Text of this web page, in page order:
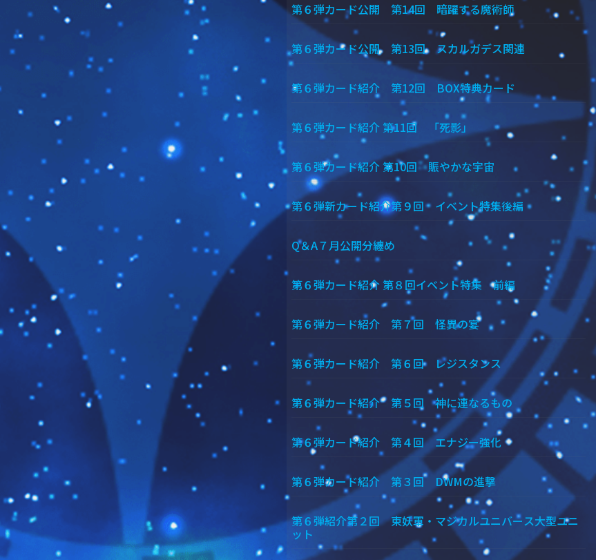
第６弾カード公開 第14回 暗躍する魔術師
第６弾カード公開 第13回 スカルガデス関連
第６弾カード紹介 第12回 BOX特典カード
第６弾カード紹介 第11回 「死影」
第６弾カード紹介 第10回 賑やかな宇宙
第６弾新カード紹介第９回 イベント特集後編
Q＆A７月公開分纏め
第６弾カード紹介 第８回イベント特集 前編
第６弾カード紹介 第７回 怪異の宴
第６弾カード紹介 第６回 レジスタンス
第６弾カード紹介 第５回 神に連なるもの
第６弾カード紹介 第４回 エナジー強化
第６弾カード紹介 第３回 DWMの進撃
第６弾紹介第２回 東妖軍・マジカルユニバース大型ユニ
ット